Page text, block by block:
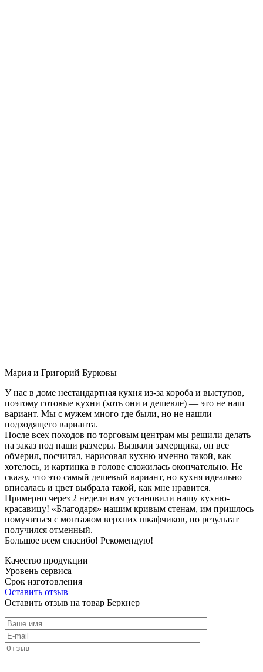
Мария и Григорий Бурковы
У нас в доме нестандартная кухня из-за короба и выступов,
поэтому готовые кухни (хоть они и дешевле) — это не наш
вариант. Мы с мужем много где были, но не нашли
подходящего варианта.
После всех походов по торговым центрам мы решили делать
на заказ под наши размеры. Вызвали замерщика, он все
обмерил, посчитал, нарисовал кухню именно такой, как
хотелось, и картинка в голове сложилась окончательно. Не
скажу, что это самый дешевый вариант, но кухня идеально
вписалась и цвет выбрала такой, как мне нравится.
Примерно через 2 недели нам установили нашу кухню-
красавицу! «Благодаря» нашим кривым стенам, им пришлось
помучиться с монтажом верхних шкафчиков, но результат
получился отменный.
Большое всем спасибо! Рекомендую!
Качество продукции
Уровень сервиса
Срок изготовления
Оставить отзыв
Оставить отзыв на товар Беркнер